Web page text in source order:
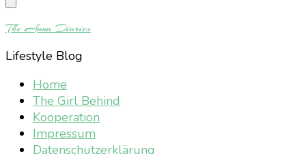
The Anna Diaries
Lifestyle Blog
Home
The Girl Behind
Kooperation
Impressum
Datenschutzerklärung